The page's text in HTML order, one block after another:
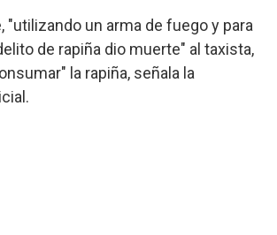
"utilizando un arma de fuego y para
de rapiña dio muerte" al taxista,
la rapiña, señala la